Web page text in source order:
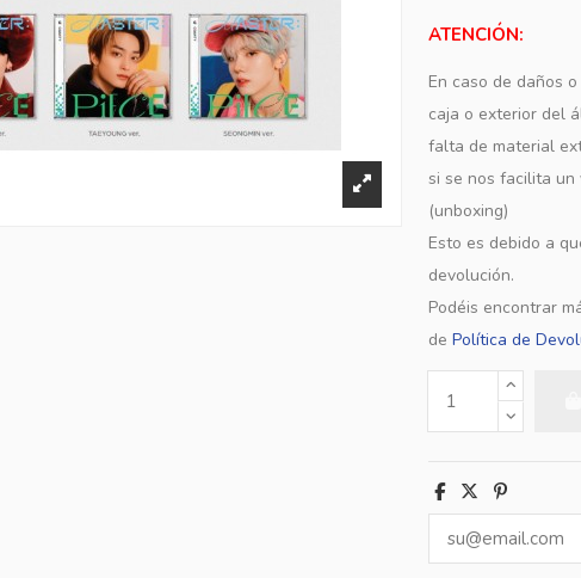
ATENCIÓN:
En caso de daños
caja o exterior del
falta de material
si se nos facilita
(unboxing)
Esto es debido a
devolución.
Podéis encontrar
de Política de